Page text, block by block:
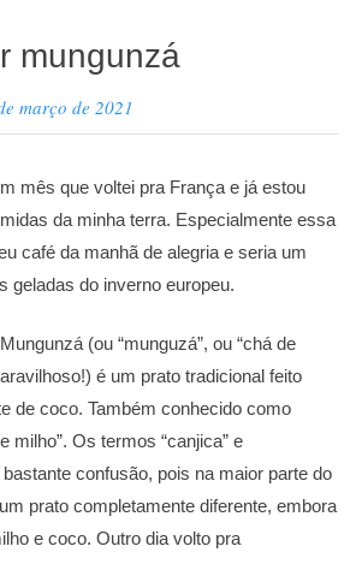
mungunzá
março de 2021
mês que voltei pra França e já estou
da minha terra. Especialmente essa
café da manhã de alegria e seria um
do inverno europeu.⠀
(ou “munguzá”, ou “chá de
é um prato tradicional feito
de coco. Também conhecido como
milho”. Os termos “canjica” e
confusão, pois na maior parte do
prato completamente diferente, embora
e coco. Outro dia volto pra